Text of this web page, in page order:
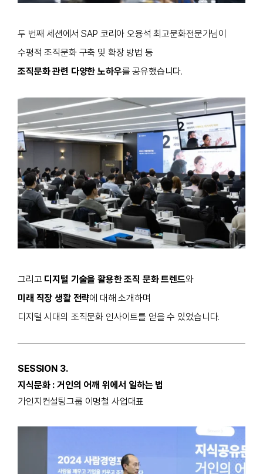
두 번째 세션에서SAP 코리아 오용석 최고문화전문가님이
수평적 조직문화 구축 및 확장 방법 등
조직문화 관련 다양한 노하우를 공유했습니다.
그리고 디지털 기술을 활용한 조직 문화 트렌드와
미래 직장 생활 전략에 대해 소개하며
디지털 시대의 조직문화 인사이트를 얻을 수 있었습니다.
SESSION 3.
지식문화 : 거인의 어깨 위에서 일하는 법
가인지컨설팅그룹 이명철 사업대표